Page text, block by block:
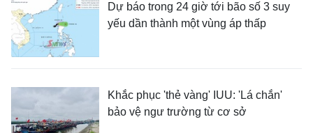
Dự báo trong 24 giờ tới bão số 3 suy
yếu dần thành một vùng áp thấp
Khắc phục 'thẻ vàng' IUU: 'Lá chắn'
bảo vệ ngư trường từ cơ sở